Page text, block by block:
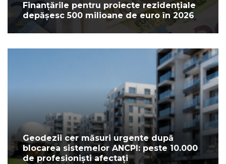
Finanțările pentru proiecte rezidențiale
depășesc 500 milioane de euro în 2026
Geodezii cer măsuri urgente după
blocarea sistemelor ANCPI: peste 10.000
de profesioniști afectați